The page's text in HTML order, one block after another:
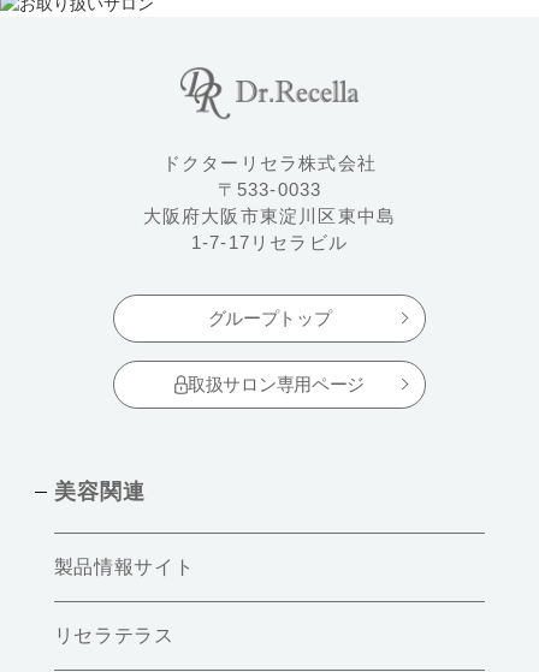
ドクターリセラ株式会社
〒533-0033
大阪府大阪市東淀川区東中島
1-7-17リセラビル
グループトップ
取扱サロン専用ページ
美容関連
製品情報サイト
リセラテラス